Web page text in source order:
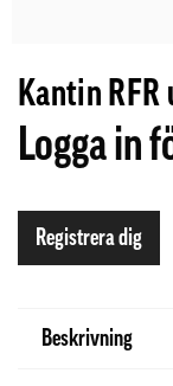
Kantin RFR
Logga in
Registrera dig
Beskrivning